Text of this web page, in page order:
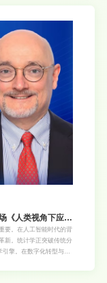
《人类视角下应用
问题统计分析》
要。在人工智能时代的背
新。统计学正突破传统分
擎。在数字化转型与智